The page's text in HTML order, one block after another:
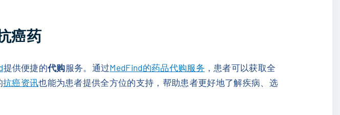
癌药
提供便捷的代购服务。通过MedFind的药品代购服务 ，患者可以获取全
抗癌资讯也能为患者提供全方位的支持，帮助患者更好地了解疾病、选